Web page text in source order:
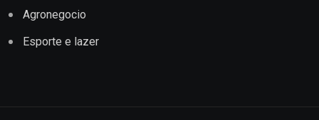
Agronegocio
Esporte e lazer